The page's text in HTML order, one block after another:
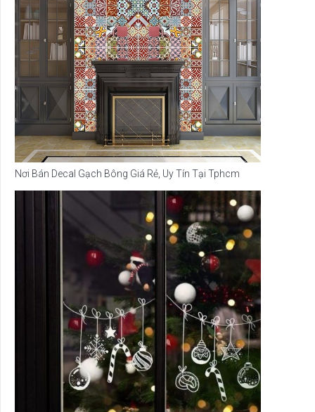
Nơi Bán Decal Gạch Bông Giá Rẻ, Uy Tín Tại Tphcm